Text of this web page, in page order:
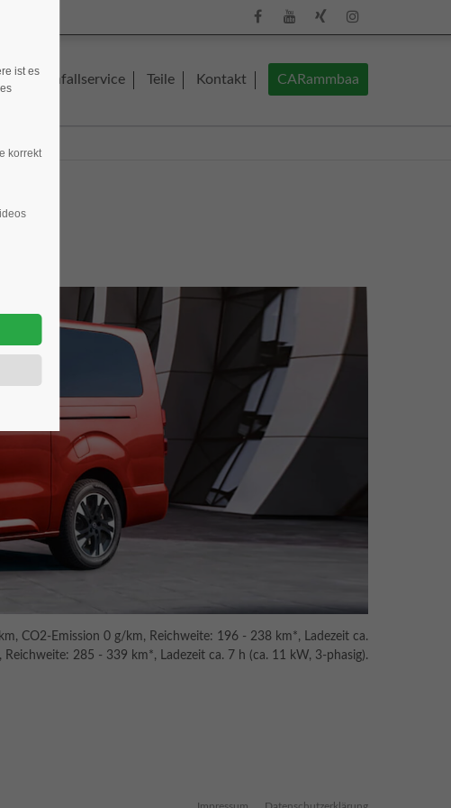
GmbH
Lorem ipsum dolor sit amet, consectetuer
Unfallservice Teile Kontakt CARammbaa
CO2-Emission 0 g/km, Reichweite: 196 - 238 km*, Ladezeit ca.
285 - 339 km*, Ladezeit ca. 7 h (ca. 11 kW, 3-phasig).
Impressum Datenschutzerklärung
ist es
korrekt